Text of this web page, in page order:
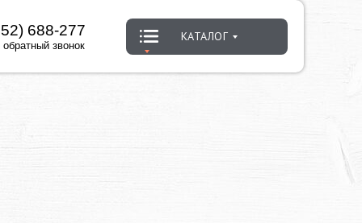
КАТАЛОГ
688-277
обратный звонок